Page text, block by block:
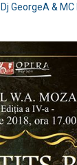
GeorgeA &